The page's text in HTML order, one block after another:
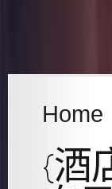
Home
{酒